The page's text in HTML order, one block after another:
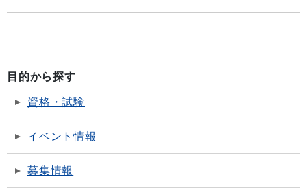
目的から探す
資格・試験
イベント情報
募集情報